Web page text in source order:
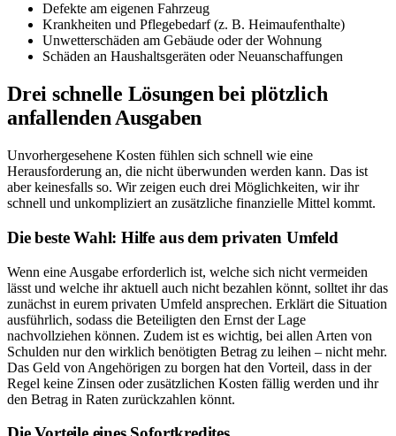
Defekte am eigenen Fahrzeug
Krankheiten und Pflegebedarf (z. B. Heimaufenthalte)
Unwetterschäden am Gebäude oder der Wohnung
Schäden an Haushaltsgeräten oder Neuanschaffungen
Drei schnelle Lösungen bei plötzlich
anfallenden Ausgaben
Unvorhergesehene Kosten fühlen sich schnell wie eine
Herausforderung an, die nicht überwunden werden kann. Das ist
aber keinesfalls so. Wir zeigen euch drei Möglichkeiten, wir ihr
schnell und unkompliziert an zusätzliche finanzielle Mittel kommt.
Die beste Wahl: Hilfe aus dem privaten Umfeld
Wenn eine Ausgabe erforderlich ist, welche sich nicht vermeiden
lässt und welche ihr aktuell auch nicht bezahlen könnt, solltet ihr das
zunächst in eurem privaten Umfeld ansprechen. Erklärt die Situation
ausführlich, sodass die Beteiligten den Ernst der Lage
nachvollziehen können. Zudem ist es wichtig, bei allen Arten von
Schulden nur den wirklich benötigten Betrag zu leihen – nicht mehr.
Das Geld von Angehörigen zu borgen hat den Vorteil, dass in der
Regel keine Zinsen oder zusätzlichen Kosten fällig werden und ihr
den Betrag in Raten zurückzahlen könnt.